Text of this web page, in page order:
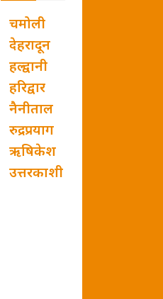
चमोली
देहरादून
हल्द्वानी
हरिद्वार
नैनीताल
रुद्रप्रयाग
ऋषिकेश
उत्तरकाशी